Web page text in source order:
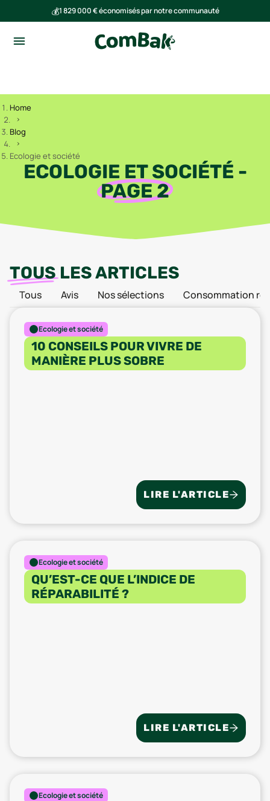
💰1 829 000 € économisés par notre communauté
Home
Blog
Ecologie et société
ECOLOGIE ET SOCIÉTÉ -
PAGE2
TOUSLES ARTICLES
Tous Avis Nos sélections Consommation
Ecologie et société
10 CONSEILS POUR VIVRE DE
MANIÈRE PLUS SOBRE
LIRE L'ARTICLE
Ecologie et société
QU’EST-CE QUE L’INDICE DE
RÉPARABILITÉ ?
LIRE L'ARTICLE
Ecologie et société